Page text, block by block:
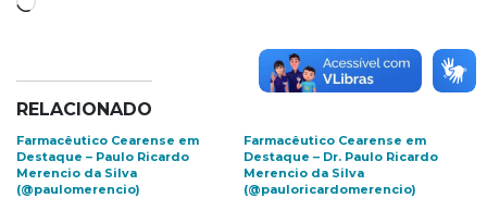
RELACIONADO
Farmacêutico Cearense em
Destaque – Paulo Ricardo
Merencio da Silva
(@paulomerencio)
Farmacêutico Cearense em
Destaque – Dr. Paulo Ricardo
Merencio da Silva
(@pauloricardomerencio)